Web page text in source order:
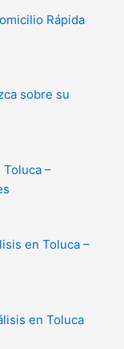
Rápida
sobre su
–
en Toluca –
en Toluca